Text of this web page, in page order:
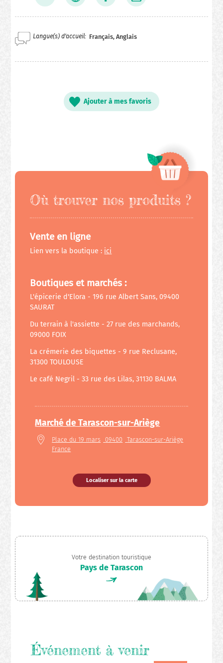
Langue(s) d'accueil Français, Anglais
Ajouter à mes favoris
Où trouver nos produits ?
Vente en ligne
Lien vers la boutique : ici
Boutiques et marchés :
L'épicerie d'Elora - 196 rue Albert Sans, 09400
SAURAT
Du terrain à l'assiette - 27 rue des marchands,
09000 FOIX
La crémerie des biquettes - 9 rue Reclusane,
31300 TOULOUSE
Le café Negril - 33 rue des Lilas, 31130 BALMA
Marché de Tarascon-sur-Ariège
Place du 19 mars 09400
Tarascon-sur-Ariège
France
Localiser sur la carte
Votre destination touristique
Pays de Tarascon
Événement à venir